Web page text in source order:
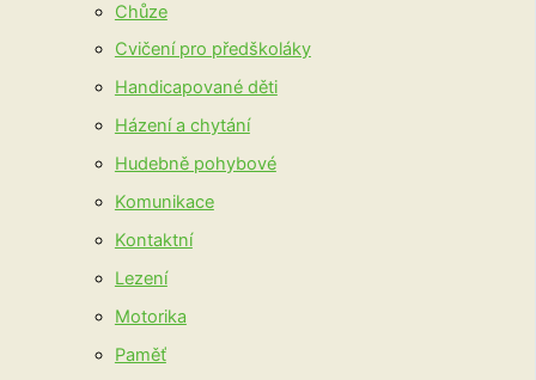
Chůze
Cvičení pro předškoláky
Handicapované děti
Házení a chytání
Hudebně pohybové
Komunikace
Kontaktní
Lezení
Motorika
Paměť